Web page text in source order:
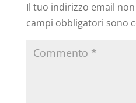
Il tuo indirizzo email
campi obbligatori sono